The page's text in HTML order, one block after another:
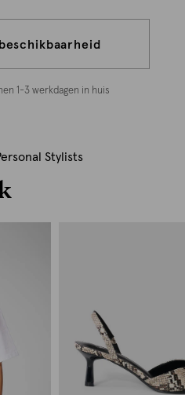
1-3 werkdagen in huis
Stylists